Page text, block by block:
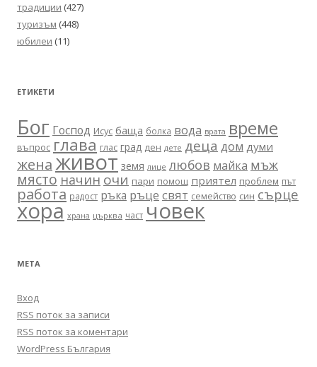
традиции (427)
туризъм (448)
юбилеи (11)
ЕТИКЕТИ
Бог Господ Исус баща болка вода врата време
въпрос глава глас град ден дете деца дом думи
женаживот земя лице любов майка мъж
място начин очи пари помощ приятел проблем път
работа радост ръка ръце свят семейство син сърце
хора храна църква част човек
МЕТА
Вход
RSS поток за записи
RSS поток за коментари
WordPress България